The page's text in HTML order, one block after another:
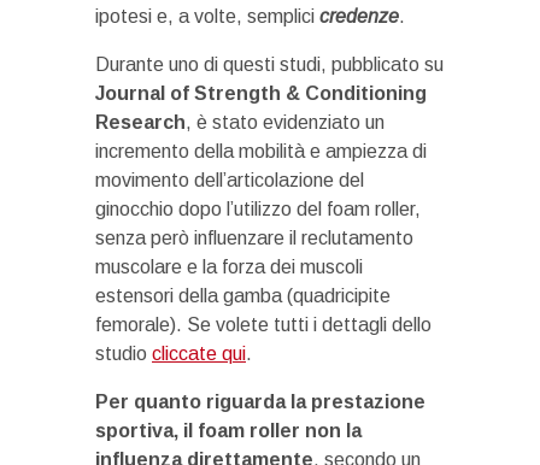
ipotesi e, a volte, semplici credenze.
Durante uno di questi studi, pubblicato su
Journal of Strength & Conditioning
Research, è stato evidenziato un
incremento della mobilità e ampiezza di
movimento dell’articolazione del
ginocchio dopo l’utilizzo del foam roller,
senza però influenzare il reclutamento
muscolare e la forza dei muscoli
estensori della gamba (quadricipite
femorale). Se volete tutti i dettagli dello
studio cliccate qui.
Per quanto riguarda la prestazione
sportiva, il foam roller non la
influenza direttamente, secondo un